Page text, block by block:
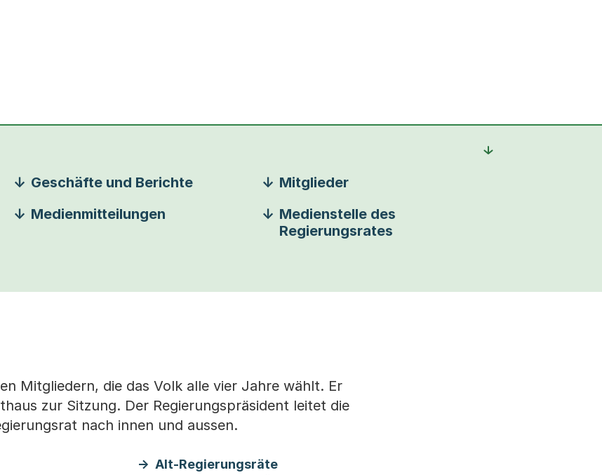
Geschäfte und Berichte
Mitglieder
Medienmitteilungen
Medienstelle des
Regierungsrates
Mitgliedern, die das Volk alle vier Jahre wählt. Er
zur Sitzung. Der Regierungspräsident leitet die
nach innen und aussen.
Alt-Regierungsräte